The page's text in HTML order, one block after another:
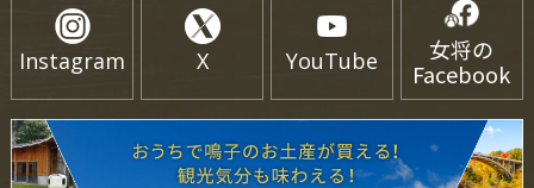
Instagram X YouTube
女将の
Facebook